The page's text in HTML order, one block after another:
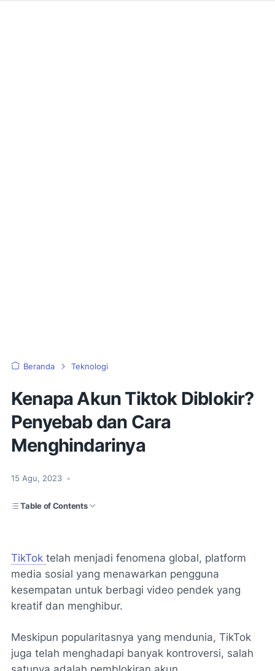
Beranda Teknologi
Kenapa Akun Tiktok Diblokir?
Penyebab dan Cara
Menghindarinya
15 Agu, 2023 •
Table of Contents
TikTok telah menjadi fenomena global, platform
media sosial yang menawarkan pengguna
kesempatan untuk berbagi video pendek yang
kreatif dan menghibur.
Meskipun popularitasnya yang mendunia, TikTok
juga telah menghadapi banyak kontroversi, salah